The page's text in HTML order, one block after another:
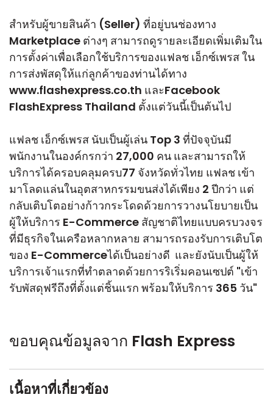
สำหรับผู้ขายสินค้า (Seller) ที่อยู่บนช่องทาง
Marketplace ต่างๆ สามารถดูรายละเอียดเพิ่มเติมใน
การตั้งค่าเพื่อเลือกใช้บริการของแฟลช เอ็กซ์เพรส ใน
การส่งพัสดุให้แก่ลูกค้าของท่านได้ทาง
www.flashexpress.co.th และFacebook
FlashExpress Thailand ตั้งแต่วันนี้เป็นต้นไป
แฟลช เอ็กซ์เพรส นับเป็นผู้เล่น Top 3 ที่ปัจจุบันมี
พนักงานในองค์กรกว่า 27,000 คน และสามารถให้
บริการได้ครอบคลุมครบ77 จังหวัดทั่วไทย แฟลช เข้า
มาโลดแล่นในอุตสาหกรรมขนส่งได้เพียง 2 ปีกว่า แต่
กลับเติบโตอย่างก้าวกระโดดด้วยการวางนโยบายเป็น
ผู้ให้บริการ E-Commerce สัญชาติไทยแบบครบวงจร
ที่มีธุรกิจในเครือหลากหลาย สามารถรองรับการเติบโต
ของ E-Commerceได้เป็นอย่างดี และยังนับเป็นผู้ให้
บริการเจ้าแรกที่ทำตลาดด้วยการริเริ่มคอนเซปต์ "เข้า
รับพัสดุฟรีถึงที่ตั้งแต่ชิ้นแรก พร้อมให้บริการ 365 วัน"
ขอบคุณข้อมูลจาก Flash Express
เนื้อหาที่เกี่ยวข้อง